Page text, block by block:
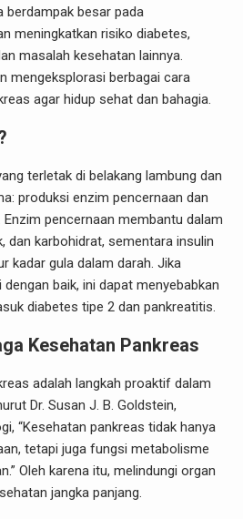
berdampak besar pada
meningkatkan risiko diabetes,
masalah kesehatan lainnya.
mengeksplorasi berbagai cara
agar hidup sehat dan bahagia.
terletak di belakang lambung dan
produksi enzim pencernaan dan
pencernaan membantu dalam
dan karbohidrat, sementara insulin
kadar gula dalam darah. Jika
baik, ini dapat menyebabkan
diabetes tipe 2 dan pankreatitis.
Kesehatan Pankreas
adalah langkah proaktif dalam
Dr. Susan J. B. Goldstein,
“Kesehatan pankreas tidak hanya
tetapi juga fungsi metabolisme
Oleh karena itu, melindungi organ
jangka panjang.